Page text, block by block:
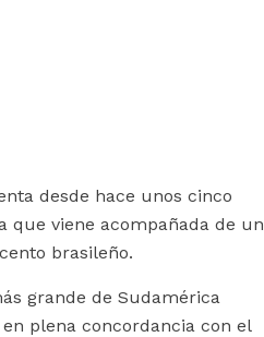
desde hace unos cinco
que viene acompañada de un
brasileño.
grande de Sudamérica
plena concordancia con el